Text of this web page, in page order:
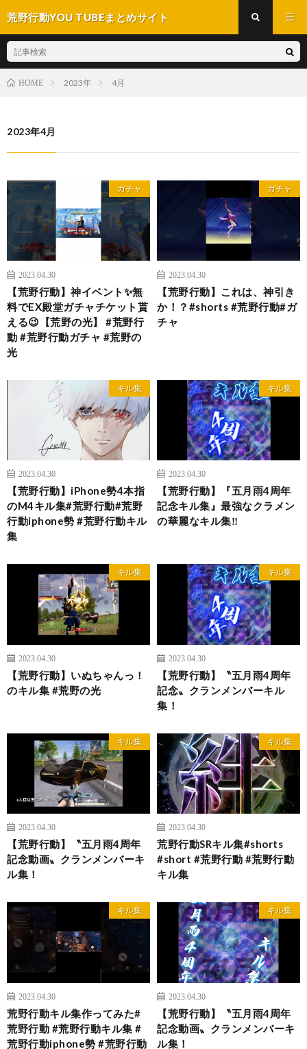
荒野行動YOU TUBEまとめサイト
HOME 2023年 4月
2023年4月
ガチャ
2023.04.30
【荒野行動】神イベント✨無
料でEX殿堂ガチャチケット貰
える😉【荒野の光】 #荒野行
動 #荒野行動ガチャ #荒野の
光
ガチャ
2023.04.30
【荒野行動】これは、神引き
か！？#shorts #荒野行動#ガ
チャ
キル集
2023.04.30
【荒野行動】iPhone勢4本指
のM4キル集#荒野行動#荒野
行動iphone勢 #荒野行動キル
集
キル集
2023.04.30
【荒野行動】『五月雨4周年
記念キル集』最強なクラメン
の華麗なキル集‼️
キル集
2023.04.30
【荒野行動】いぬちゃんっ！
のキル集 #荒野の光
キル集
2023.04.30
【荒野行動】〝五月雨4周年
記念〟クランメンバーキル
集！
キル集
2023.04.30
【荒野行動】〝五月雨4周年
記念動画〟クランメンバーキ
ル集！
キル集
2023.04.30
荒野行動SRキル集#shorts
#short #荒野行動 #荒野行動
キル集
キル集
2023.04.30
荒野行動キル集作ってみた#
荒野行動 #荒野行動キル集 #
荒野行動iphone勢 #荒野行動
キル集
2023.04.30
【荒野行動】〝五月雨4周年
記念動画〟クランメンバーキ
ル集！